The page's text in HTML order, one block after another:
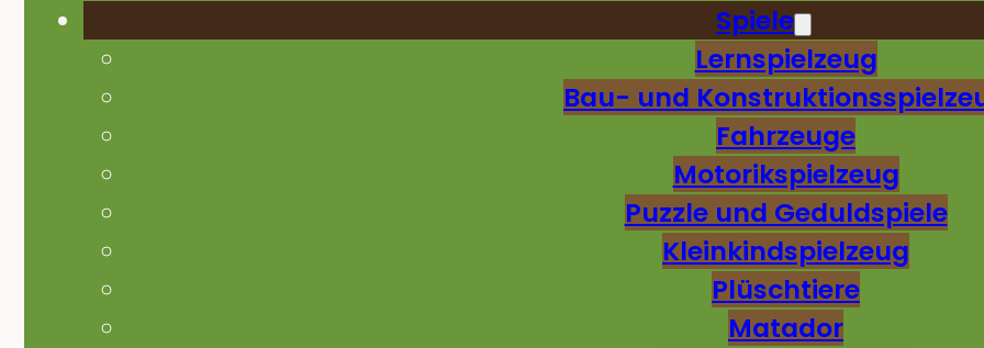
Spiele
Lernspielzeug
Bau- und
Fahrzeuge
Motorikspielzeug
Puzzle und Geduldspiele
Kleinkindspielzeug
Plüschtiere
Matador